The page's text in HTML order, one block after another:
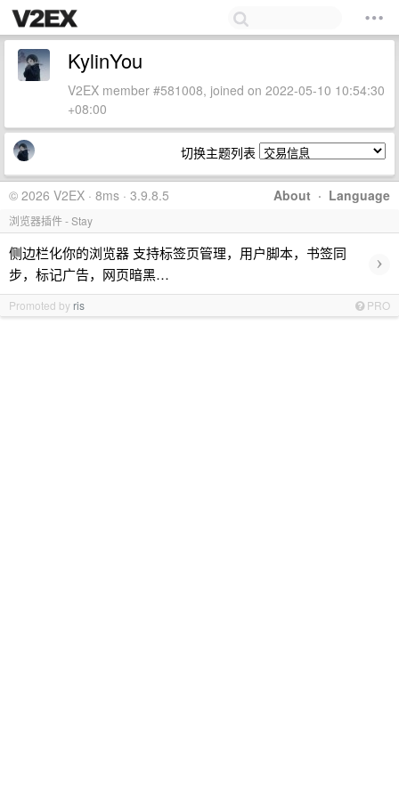
KylinYou
V2EX member #581008, joined on 2022-05-10 10:54:30
+08:00
切换主题列表
About · Language
© 2026 V2EX · 8ms · 3.9.8.5
浏览器插件 - Stay
侧边栏化你的浏览器 支持标签页管理，用户脚本，书签同
步，标记广告，网页暗黑…
›
Promoted by ris PRO